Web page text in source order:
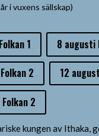
i vuxens sällskap)
1 8 augusti
2 12
2
kungen av